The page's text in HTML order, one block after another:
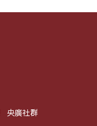
央廣社群